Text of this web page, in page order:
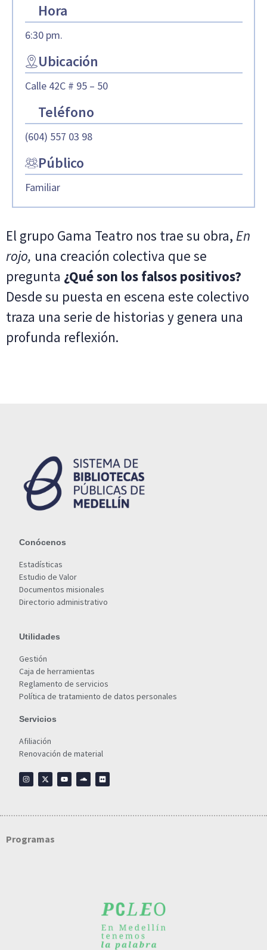
Hora
6:30 pm.
Ubicación
Calle 42C # 95 – 50
Teléfono
(604) 557 03 98
Público
Familiar
El grupo Gama Teatro nos trae su obra, En
rojo, una creación colectiva que se
pregunta ¿Qué son los falsos positivos?
Desde su puesta en escena este colectivo
traza una serie de historias y genera una
profunda reflexión.
Conócenos
Estadísticas
Estudio de Valor
Documentos misionales
Directorio administrativo
Utilidades
Gestión
Caja de herramientas
Reglamento de servicios
Política de tratamiento de datos personales
Servicios
Afiliación
Renovación de material
Programas